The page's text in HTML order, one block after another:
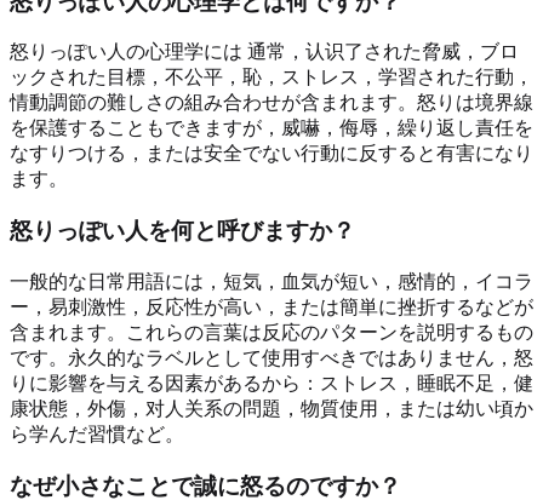
怒りっぽい人の心理学には 通常，认识了された脅威，ブロ
ックされた目標，不公平，恥，ストレス，学習された行動，
情動調節の難しさの組み合わせが含まれます。怒りは境界線
を保護することもできますが，威嚇，侮辱，繰り返し責任を
なすりつける，または安全でない行動に反すると有害になり
ます。
怒りっぽい人を何と呼びますか？
一般的な日常用語には，短気，血気が短い，感情的，イコラ
ー，易刺激性，反応性が高い，または簡単に挫折するなどが
含まれます。これらの言葉は反応のパターンを説明するもの
です。永久的なラベルとして使用すべきではありません，怒
りに影響を与える因素があるから：ストレス，睡眠不足，健
康状態，外傷，对人关系の問題，物質使用，または幼い頃か
ら学んだ習慣など。
なぜ小さなことで誠に怒るのですか？